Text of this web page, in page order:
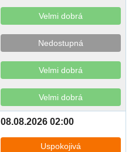
Velmi dobrá
Nedostupná
Velmi dobrá
Velmi dobrá
08.08.2026 02:00
Uspokojivá